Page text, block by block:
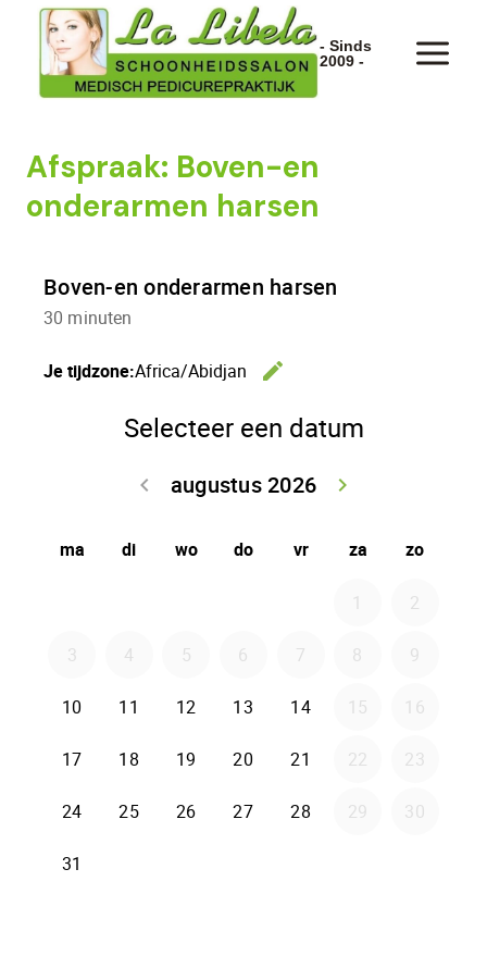
Doorgaan
inhoud
- Sinds
2009 -
Afspraak: Boven-en
onderarmen harsen